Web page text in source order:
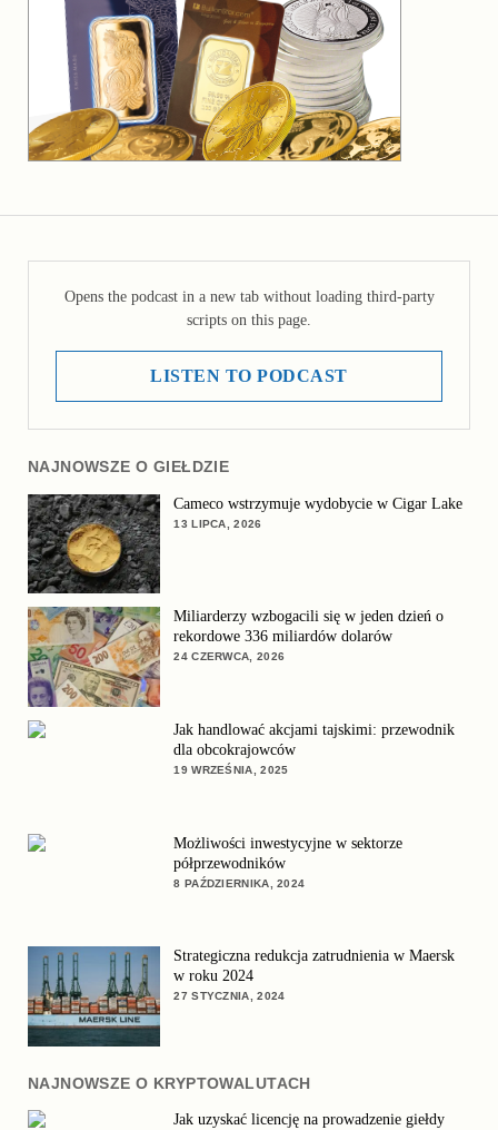
Opens the podcast in a new tab without loading third-party
scripts on this page.
LISTEN TO PODCAST
NAJNOWSZE O GIEŁDZIE
Cameco wstrzymuje wydobycie w Cigar Lake
13 LIPCA, 2026
Miliarderzy wzbogacili się w jeden dzień o
rekordowe 336 miliardów dolarów
24 CZERWCA, 2026
Jak handlować akcjami tajskimi: przewodnik
dla obcokrajowców
19 WRZEŚNIA, 2025
Możliwości inwestycyjne w sektorze
półprzewodników
8 PAŹDZIERNIKA, 2024
Strategiczna redukcja zatrudnienia w Maersk
w roku 2024
27 STYCZNIA, 2024
NAJNOWSZE O KRYPTOWALUTACH
Jak uzyskać licencję na prowadzenie giełdy